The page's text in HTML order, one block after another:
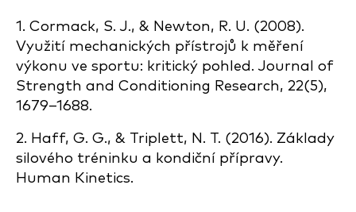
1. Cormack, S. J., & Newton, R. U. (2008).
Využití mechanických přístrojů k měření
výkonu ve sportu: kritický pohled. Journal of
Strength and Conditioning Research, 22(5),
1679–1688.
2. Haff, G. G., & Triplett, N. T. (2016). Základy
silového tréninku a kondiční přípravy.
Human Kinetics.